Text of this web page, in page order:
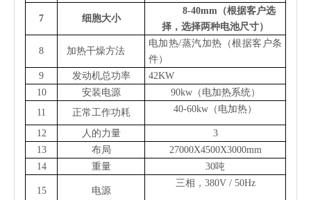
7 细胞大小
8-40mm（根据客户选
择，选择两种电池尺寸）
8 加热干燥方法
电加热/蒸汽加热（根据客户条
件）
9
发动机总功率
42KW
10
安装电源
90kw（电加热系统）
11
正常工作功耗 40-60kw（电加热）
12 人的力量
3
13
布局
27000X4500X3000mm
14
重量 30吨
15 电源
三相，380V / 50Hz